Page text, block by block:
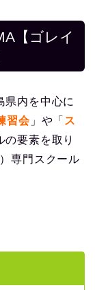
【ゴレイ
県内を中心に
習会」や「 ス
の要素を取り
専門スクール